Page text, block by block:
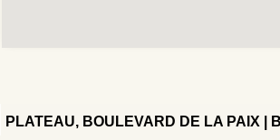
PLATEAU, BOULEVARD DE LA PAIX |